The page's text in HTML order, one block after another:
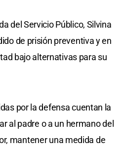
del Servicio Público, Silvina
de prisión preventiva y en
bajo alternativas para su
por la defensa cuentan la
al padre o a un hermano del
mantener una medida de